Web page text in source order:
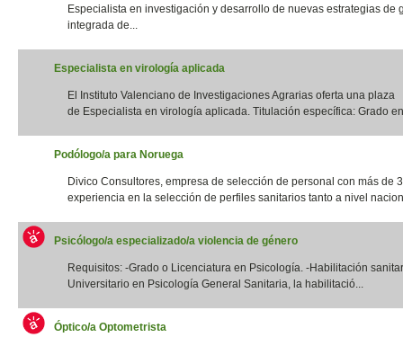
Especialista en investigación y desarrollo de nuevas estrategias de
integrada de...
Especialista en virología aplicada
El Instituto Valenciano de Investigaciones Agrarias oferta una plaza
de Especialista en virología aplicada. Titulación específica: Grado
Podólogo/a para Noruega
Divico Consultores, empresa de selección de personal con más de
experiencia en la selección de perfiles sanitarios tanto a nivel
Psicólogo/a especializado/a violencia de género
Requisitos: -Grado o Licenciatura en Psicología. -Habilitación
Universitario en Psicología General Sanitaria, la habilitació...
Óptico/a Optometrista